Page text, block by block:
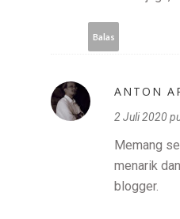
Balas
ANTON
2 Juli 2020
Memang
menarik
blogger.